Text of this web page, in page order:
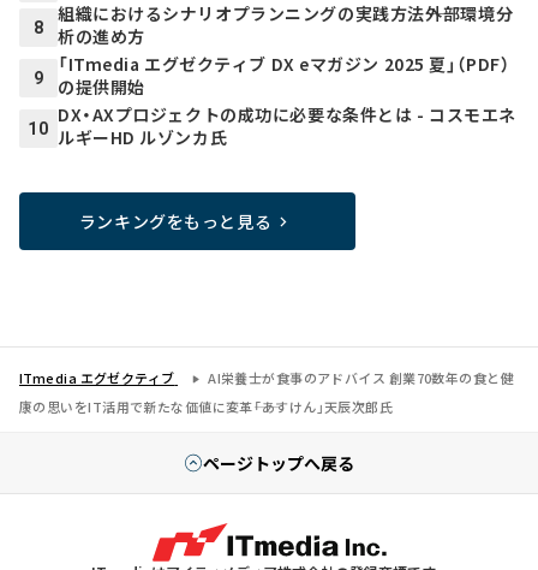
8
組織におけるシナリオプランニングの実践方法――外部環境分
析の進め方
9
「ITmedia エグゼクティブ DX eマガジン 2025 夏」（PDF）
の提供開始
10
DX・AXプロジェクトの成功に必要な条件とは - コスモエネ
ルギーHD ルゾンカ氏
ランキングをもっと見る
ITmedia エグゼクティブ
AI栄養士が食事のアドバイス 創業70数年の食と健
康の思いをIT活用で新たな価値に変革――「あすけん」天辰次郎氏
ページトップへ戻る